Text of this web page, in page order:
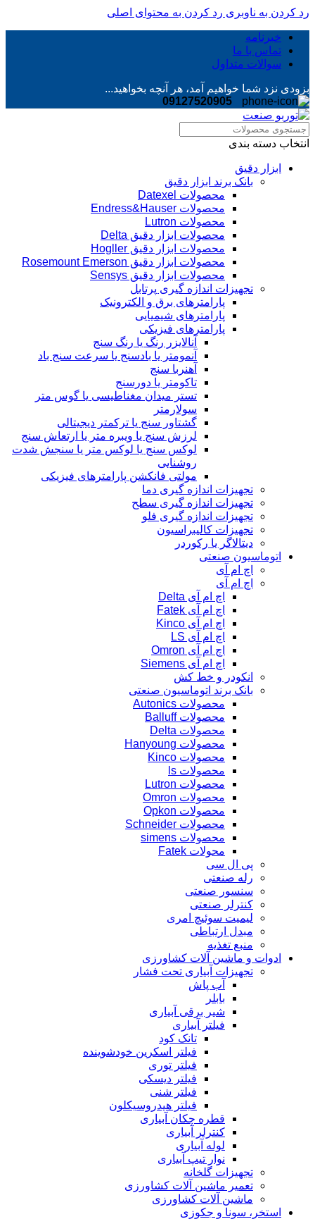
رد کردن به ناوبری رد کردن به محتوای اصلی
خبرنامه
تماس با ما
سوالات متداول
بزودی نزد شما خواهیم آمد، هر آنچه بخواهید...
09127520905
انتخاب دسته بندی
ابزار دقیق
بانک برند ابزار دقیق
محصولات Datexel
محصولات Endress&Hauser
محصولات Lutron
محصولات ابزار دقیق Delta
محصولات ابزار دقیق Hogller
محصولات ابزار دقیق Rosemount Emerson
محصولات ابزار دقیق Sensys
تجهیزات اندازه گیری پرتابل
پارامترهای برق و الکترونیک
پارامترهای شیمیایی
پارامترهای فیزیکی
آنالایزر رنگ یا رنگ سنج
آنمومتر یا بادسنج یا سرعت سنج باد
آهنربا سنج
تاکومتر یا دورسنج
تستر میدان مغناطیسی یا گوس متر
سولارمتر
گشتاور سنج یا ترکمتر دیجیتالی
لرزش سنج یا ویبره متر یا ارتعاش سنج
لوکس سنج یا لوکس متر یا سنجش شدت
روشنایی
مولتی فانکشن پارامترهای فیزیکی
تجهیزات اندازه گیری دما
تجهیزات اندازه گیری سطح
تجهیزات اندازه گیری فلو
تجهیزات کالیبراسیون
دیتالاگر یا رکوردر
اتوماسیون صنعتی
اچ ام آی
اچ ام آی
اچ ام آی Delta
اچ ام آی Fatek
اچ ام آی Kinco
اچ ام آی LS
اچ ام آی Omron
اچ ام آی Siemens
انکودر و خط کش
بانک برند اتوماسیون صنعتی
محصولات Autonics
محصولات Balluff
محصولات Delta
محصولات Hanyoung
محصولات Kinco
محصولات ls
محصولات Lutron
محصولات Omron
محصولات Opkon
محصولات Schneider
محصولات simens
محولات Fatek
پی ال سی
رله صنعتی
سنسور صنعتی
کنترلر صنعتی
لیمیت سوئیچ امری
مبدل ارتباطی
منبع تغذیه
ادوات و ماشین آلات کشاورزی
تجهیزات آبیاری تحت فشار
آب پاش
بابلر
شیر برقی آبیاری
فیلتر آبیاری
تانک کود
فیلتر اسکرین خودشوینده
فیلتر توری
فیلتر دیسکی
فیلتر شنی
فیلتر هیدروسیکلون
قطره چکان آبیاری
کنترلر آبیاری
لوله آبیاری
نوار تیپ آبیاری
تجهیزات گلخانه
تعمیر ماشین آلات کشاورزی
ماشین آلات کشاورزی
استخر، سونا و جکوزی